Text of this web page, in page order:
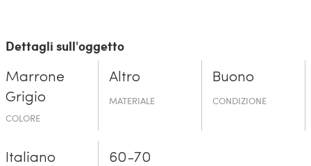
Dettagli sull'oggetto
Marrone
Grigio
COLORE
Altro
MATERIALE
Buono
CONDIZIONE
Italiano 60-70